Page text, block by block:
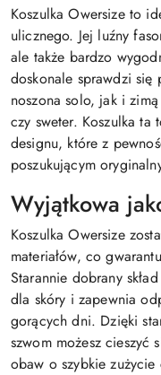
Koszulka Owersize to
ulicznego. Jej luźny
ale także bardzo
doskonale sprawdzi się
noszona solo, jak i
czy sweter. Koszulka ta
designu, które z
poszukującym
Wyjątkowa
Koszulka Owersize
materiałów, co
Starannie dobrany
dla skóry i zapewnia
gorących dni. Dzięki
szwom możesz cieszyć
obaw o szybkie zużycie